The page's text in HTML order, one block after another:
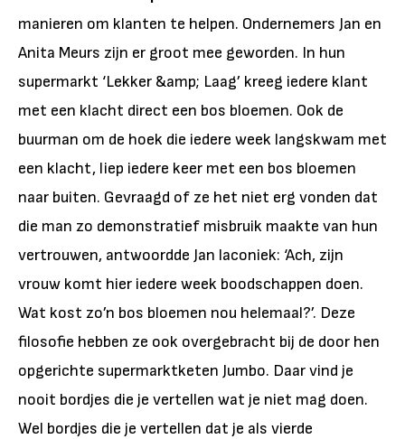
manieren om klanten te helpen. Ondernemers Jan en
Anita Meurs zijn er groot mee geworden. In hun
supermarkt ‘Lekker &amp; Laag’ kreeg iedere klant
met een klacht direct een bos bloemen. Ook de
buurman om de hoek die iedere week langskwam met
een klacht, liep iedere keer met een bos bloemen
naar buiten. Gevraagd of ze het niet erg vonden dat
die man zo demonstratief misbruik maakte van hun
vertrouwen, antwoordde Jan laconiek: ‘Ach, zijn
vrouw komt hier iedere week boodschappen doen.
Wat kost zo’n bos bloemen nou helemaal?’. Deze
filosofie hebben ze ook overgebracht bij de door hen
opgerichte supermarktketen Jumbo. Daar vind je
nooit bordjes die je vertellen wat je niet mag doen.
Wel bordjes die je vertellen dat je als vierde